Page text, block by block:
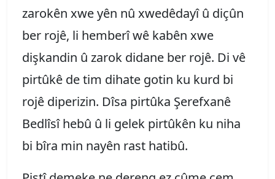
zarokên xwe yên nû xwedêdayî û diçûn
ber rojê, li hemberî wê kabên xwe
dişkandin û zarok didane ber rojê. Di vê
pirtûkê de tim dihate gotin ku kurd bi
rojê diperizin. Dîsa pirtûka Şerefxanê
Bedlîsî hebû û li gelek pirtûkên ku niha
bi bîra min nayên rast hatibû.